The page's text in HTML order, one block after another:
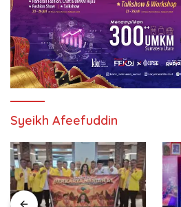
Syeikh Afeefuddin